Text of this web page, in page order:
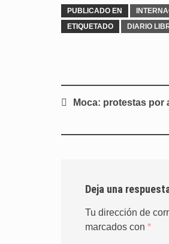
PUBLICADO EN
ETIQUETADO
DIARIO
Navegación
Moca: protestas por
Deja una
Tu dirección de
marcados con *